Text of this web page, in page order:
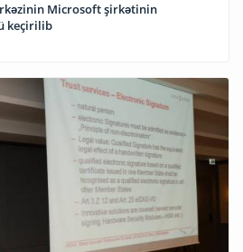
Microsoft şirkətinin
keçirilib